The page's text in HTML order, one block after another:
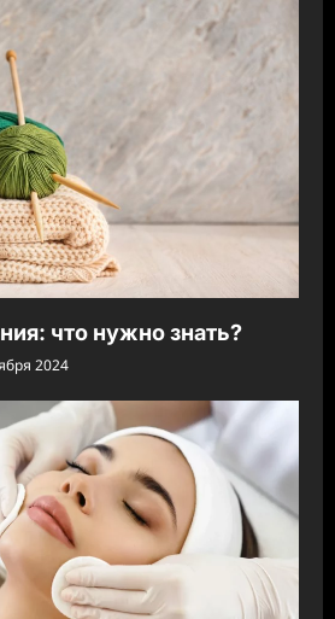
что нужно знать?
2024